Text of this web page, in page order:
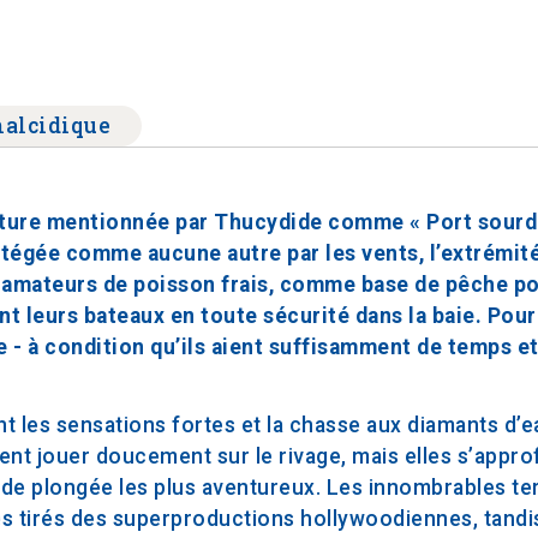
mentionnée par Thucydide comme « Port
comme aucune autre par les vents,
de poisson frais, comme base de pêche
leurs bateaux en toute sécurité dans la baie.
à condition qu’ils aient suffisamment de temps et
les sensations fortes et la chasse aux diamants
jouer doucement sur le rivage, mais elles
plongée les plus aventureux. Les innombrables
tirés des superproductions hollywoodiennes,